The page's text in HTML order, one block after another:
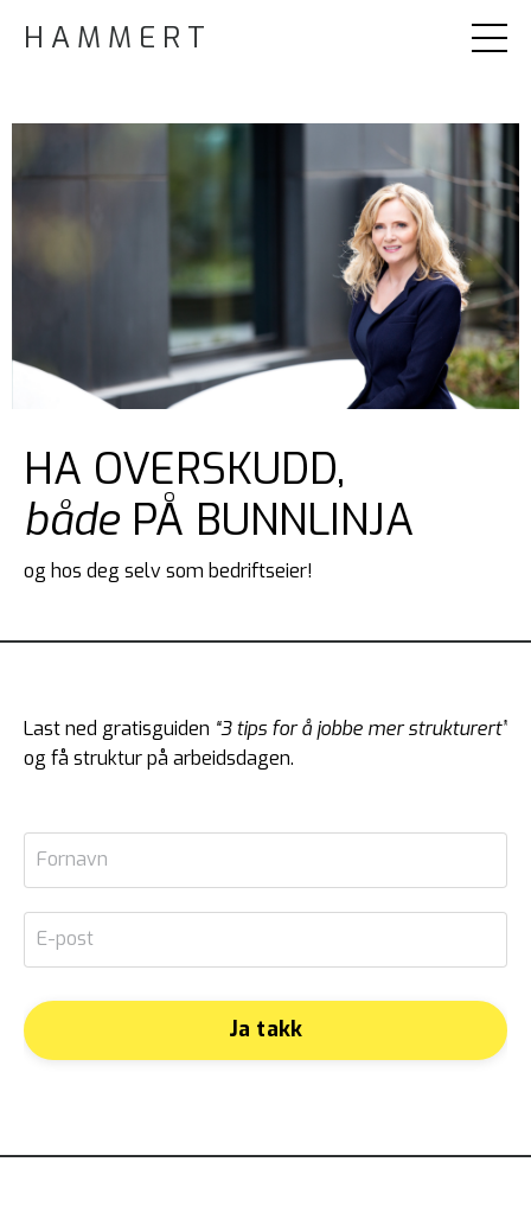
H A M M E R T
HA OVERSKUDD,
bådePÅ BUNNLINJA
og hos deg selv som bedriftseier!
Last ned gratisguiden “3 tips for å jobbe mer strukturert”
og få struktur på arbeidsdagen.
Ja takk